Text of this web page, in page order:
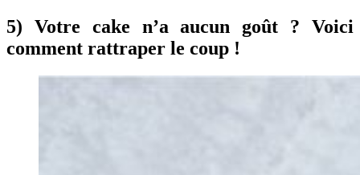
5) Votre cake n’a aucun goût ? Voici
comment rattraper le coup !